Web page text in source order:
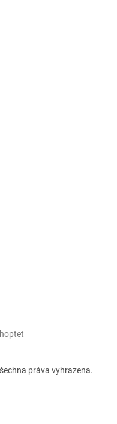
práva vyhrazena.